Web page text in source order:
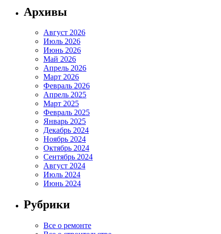
Архивы
Август 2026
Июль 2026
Июнь 2026
Май 2026
Апрель 2026
Март 2026
Февраль 2026
Апрель 2025
Март 2025
Февраль 2025
Январь 2025
Декабрь 2024
Ноябрь 2024
Октябрь 2024
Сентябрь 2024
Август 2024
Июль 2024
Июнь 2024
Рубрики
Все о ремонте